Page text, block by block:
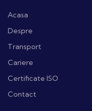
Acasa
Despre
Transport
Cariere
Certificate ISO
Contact